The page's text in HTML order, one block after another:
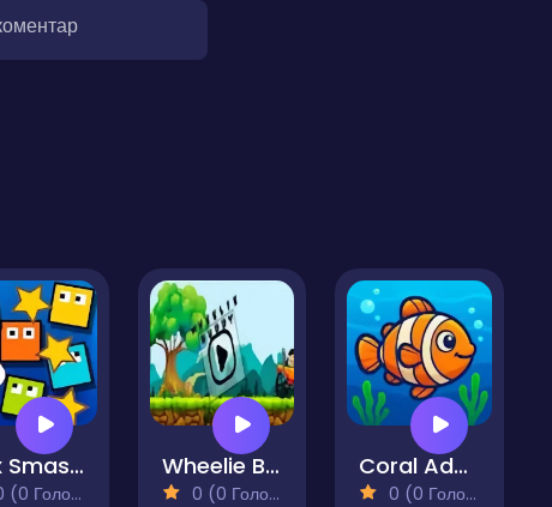
Box Smasher
(0 Голосів)
Wheelie Buddy
0 (0 Голосів)
Coral Adventure
0 (0 Голосів)